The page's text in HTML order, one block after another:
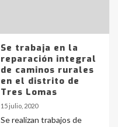
Se trabaja en la
reparación integral
de caminos rurales
en el distrito de
Tres Lomas
15 julio, 2020
Se realizan trabajos de